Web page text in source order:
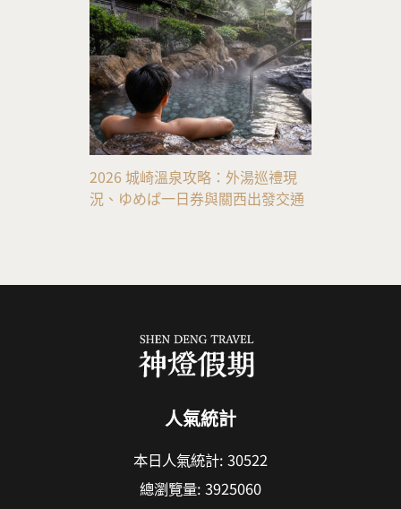
2026 城崎溫泉攻略：外湯巡禮現
況、ゆめぱ一日券與關西出發交通
人氣統計
本日人氣統計: 30522
總瀏覽量: 3925060